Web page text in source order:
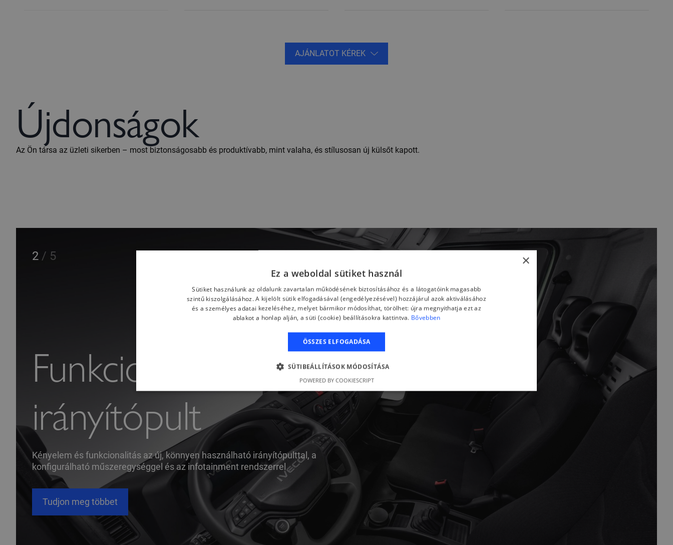
AJÁNLATOT KÉREK
Újdonságok
Az Ön társa az üzleti sikerben – most biztonságosabb és produktívabb, mint valaha, és stílusosan új külsőt kapott.
Funkcionális
irányítópult
Kényelem és funkcionalitás az új, könnyen használható irányítópulttal, a
konfigurálható műszeregységgel és az infotainment rendszerrel
Tudjon meg többet
2 / 5 ×
Ez a weboldal sütiket használ
Sütiket használunk az oldalunk zavartalan működésének biztosításához és a látogatóink magasabb
szintű kiszolgálásához. A kijelölt sütik elfogadásával (engedélyezésével) hozzájárul azok aktiválásához
és a személyes adatai kezeléséhez, melyet bármikor módosíthat, törölhet: újra megnyithatja ezt az
ablakot a honlap alján, a süti (cookie) beállításokra kattintva. Bővebben
ÖSSZES ELFOGADÁSA
SÜTIBEÁLLÍTÁSOK MÓDOSÍTÁSA
POWERED BY COOKIESCRIPT